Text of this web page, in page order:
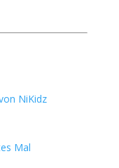
NiKidz
Mal